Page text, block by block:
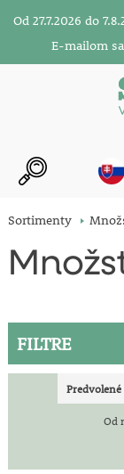
Od 27.7.2026 do
E-mailom
Sortimenty
FILTRE
Predvolené
Od